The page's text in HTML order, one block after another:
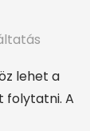
lehet a
folytatni. A